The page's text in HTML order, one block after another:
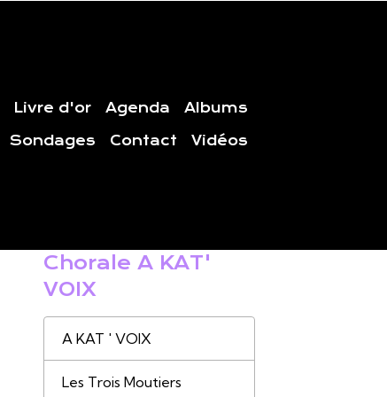
Livre d'or Agenda Albums
Sondages Contact Vidéos
Chorale A KAT'
VOIX
A KAT ' VOIX
Les Trois Moutiers